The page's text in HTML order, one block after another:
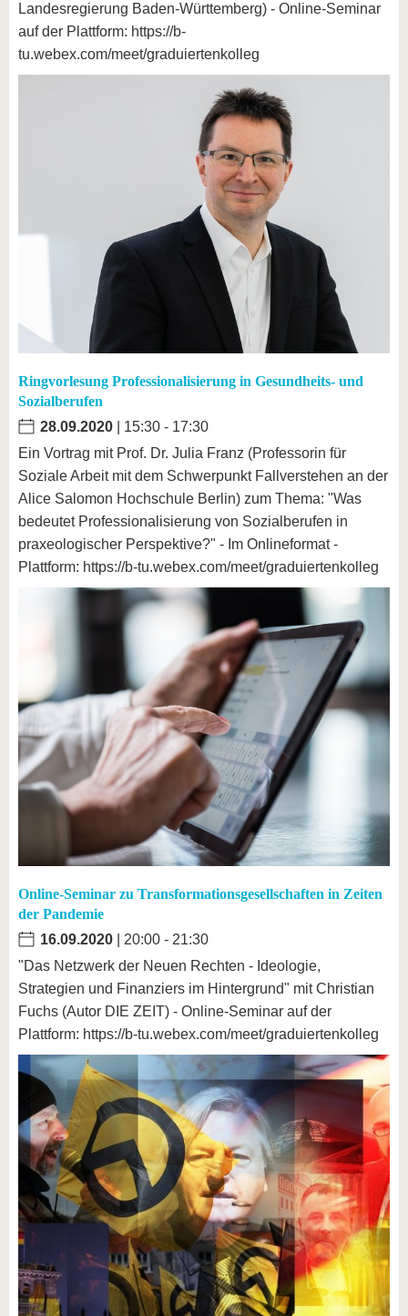
Landesregierung Baden-Württemberg) - Online-Seminar
auf der Plattform: https://b-
tu.webex.com/meet/graduiertenkolleg
Ringvorlesung Professionalisierung in Gesundheits- und
Sozialberufen
28.09.2020 | 15:30 - 17:30
Ein Vortrag mit Prof. Dr. Julia Franz (Professorin für
Soziale Arbeit mit dem Schwerpunkt Fallverstehen an der
Alice Salomon Hochschule Berlin) zum Thema: "Was
bedeutet Professionalisierung von Sozialberufen in
praxeologischer Perspektive?" - Im Onlineformat -
Plattform: https://b-tu.webex.com/meet/graduiertenkolleg
Online-Seminar zu Transformationsgesellschaften in Zeiten
der Pandemie
16.09.2020 | 20:00 - 21:30
"Das Netzwerk der Neuen Rechten - Ideologie,
Strategien und Finanziers im Hintergrund" mit Christian
Fuchs (Autor DIE ZEIT) - Online-Seminar auf der
Plattform: https://b-tu.webex.com/meet/graduiertenkolleg